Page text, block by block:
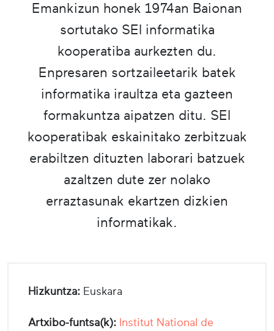
Emankizun honek 1974an Baionan
sortutako SEI informatika
kooperatiba aurkezten du.
Enpresaren sortzaileetarik batek
informatika iraultza eta gazteen
formakuntza aipatzen ditu. SEI
kooperatibak eskainitako zerbitzuak
erabiltzen dituzten laborari batzuek
azaltzen dute zer nolako
erraztasunak ekartzen dizkien
informatikak.
Hizkuntza: Euskara
Artxibo-funtsa(k): Institut National de